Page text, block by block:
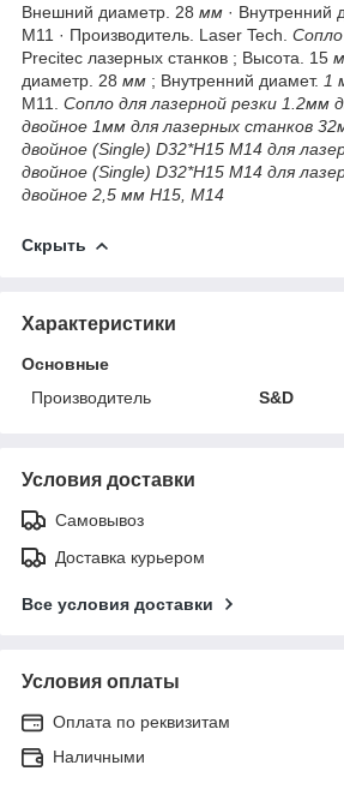
Внешний диаметр. 28 мм · Внутренний
М11 · Производитель. Laser Tech.
Precitec лазерных станков ; Высота. 15
диаметр. 28 мм ; Внутренний диамет. 1
М11. Сопло для лазерной резки 1.2мм
двойное 1мм для лазерных станков
двойное (Single) D32*H15 M14 для
двойное (Single) D32*H15 M14 для
двойное 2,5 мм H15, M14
Скрыть
Характеристики
Основные
Производитель
S&D
Условия доставки
Самовывоз
Доставка курьером
Все условия доставки
Условия оплаты
Оплата по реквизитам
Наличными